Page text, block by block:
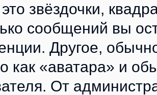
звёздочки,
сообщений вы
Другое,
как «аватара» и
От